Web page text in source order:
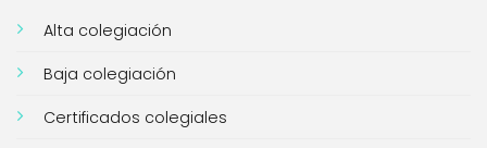
Alta colegiación
Baja colegiación
Certificados colegiales